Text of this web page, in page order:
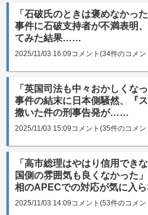
「石破氏のときは褒めなかっ
事件に石破支持者が不満表明
てみた結果……
2025/11/03 16:09コメント(34件のコメン
「英国司法も中々おかしくな
事件の結末に日本側騒然、『
撒いた件の刑事告発が……
2025/11/03 15:09コメント(35件のコメン
「高市総理はやはり信用でき
国側の雰囲気も良くなかった
相のAPECでの対応が気に入
2025/11/03 14:09コメント(53件のコメン